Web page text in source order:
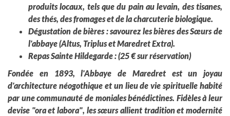
produits locaux, tels que du pain au levain, des tisanes,
des thés, des fromages et de la charcuterie biologique.
Dégustation de bières : savourez les bières des Sœurs de
l'abbaye (Altus, Triplus et Maredret Extra).
Repas Sainte Hildegarde : (25 € sur réservation)
Fondée en 1893, l'Abbaye de Maredret est un joyau
d'architecture néogothique et un lieu de vie spirituelle habité
par une communauté de moniales bénédictines. Fidèles à leur
devise "ora et labora", les sœurs allient tradition et modernité